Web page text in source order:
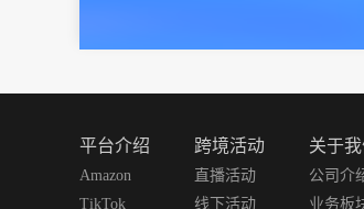
平台介绍
Amazon
TikTok
跨境活动
直播活动
线下活动
关于我
公司介
业务板